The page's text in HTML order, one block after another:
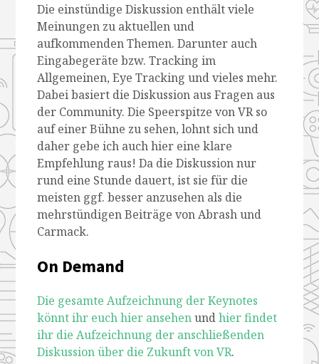
Die einstündige Diskussion enthält viele
Meinungen zu aktuellen und
aufkommenden Themen. Darunter auch
Eingabegeräte bzw. Tracking im
Allgemeinen, Eye Tracking und vieles mehr.
Dabei basiert die Diskussion aus Fragen aus
der Community. Die Speerspitze von VR so
auf einer Bühne zu sehen, lohnt sich und
daher gebe ich auch hier eine klare
Empfehlung raus! Da die Diskussion nur
rund eine Stunde dauert, ist sie für die
meisten ggf. besser anzusehen als die
mehrstündigen Beiträge von Abrash und
Carmack.
On Demand
Die gesamte Aufzeichnung der Keynotes
könnt ihr euch hier ansehenundhier findet
ihr die Aufzeichnung der anschließenden
Diskussion über die Zukunft von VR.